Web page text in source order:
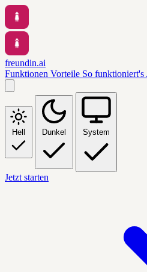
freundin.ai
Funktionen Vorteile So funktioniert's
Hell Dunkel System
Jetzt starten